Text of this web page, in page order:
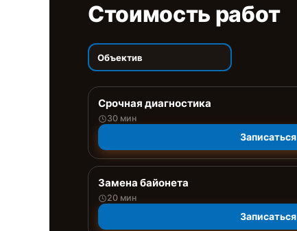
Стоимость работ
Объектив
Срочная диагностика
30 мин
Записаться
Замена байонета
20 мин
Записаться